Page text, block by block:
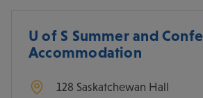
U of S Summer and
Accommodation
128 Saskatchewan Hall